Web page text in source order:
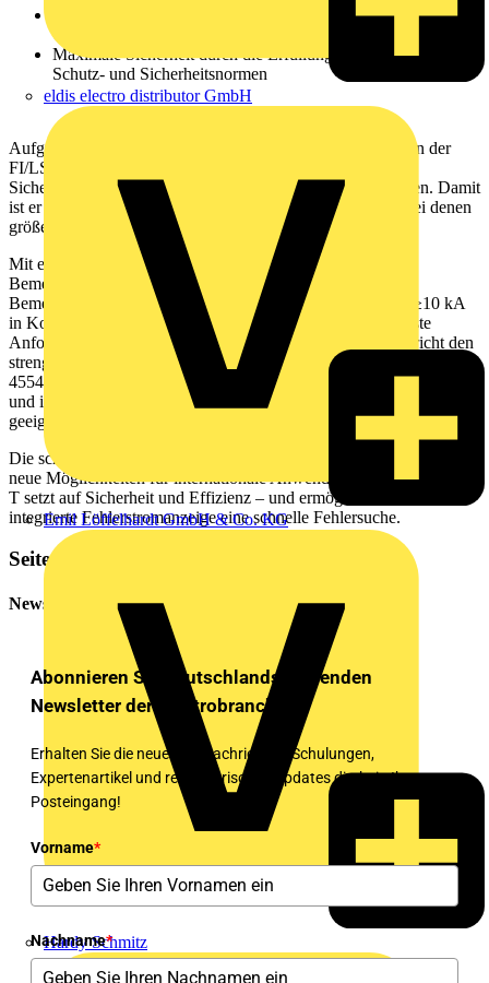
eldis electro distributor GmbH
Emil Löffelhardt GmbH & Co. KG
Hardy Schmitz
Einfache Nachrüstung und 1:1 Austausch von bestehenden
Geräten
Maximale Sicherheit durch die Erfüllung aller relevanten
Schutz- und Sicherheitsnormen
Aufgrund seiner Modulbreite von nur 17,6 Millimetern kann der
FI/LS DS301C T problemlos 1:1 gegen bestehenden
Sicherungsautomaten wie den S201MT ausgetauscht werden. Damit
ist er die ideale Lösung für platzsparende Anwendungen, bei denen
größere Verteilerfelder keine Option sind.
Mit einem Bemessungsstrom von 6-20 A, einem
Bemessungsfehlerstrom von 30 mA und einem
Bemessungsausschaltvermögen von 6 kA (erweiterbar auf ≥10 kA
in Kombination mit dem S750) erfüllt der DS301C T höchste
Anforderungen an Sicherheit und Zuverlässigkeit. Er entspricht den
strengen Vorgaben der Brand- und Rauchschutznorm DIN EN
45545 sowie der IEC 61373 für Schock- und Vibrationsfestigkeit
und ist damit optimal für den Einsatz in Schienenfahrzeugen
geeignet.
Die schlanke Bauform und die CCC-Zulassung für China eröffnen
neue Möglichkeiten für internationale Anwendungen. Der DS301C
T setzt auf Sicherheit und Effizienz – und ermöglicht durch die
integrierte Fehlerstromanzeige eine schnelle Fehlersuche.
Seitenleiste
Newsletter
Abonnieren Sie Deutschlands führenden
Newsletter der Elektrobranche!
Erhalten Sie die neuesten Nachrichten, Schulungen,
Expertenartikel und regulatorischen Updates direkt in Ihren
Posteingang!
Vorname*
Nachname*